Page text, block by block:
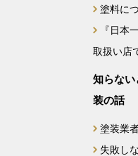
塗料に
『日本
取扱い店
知らな
装の話
塗装業
失敗し